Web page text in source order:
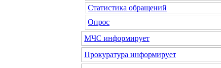
Статистика обращений
Опрос
МЧС информирует
Прокуратура информирует